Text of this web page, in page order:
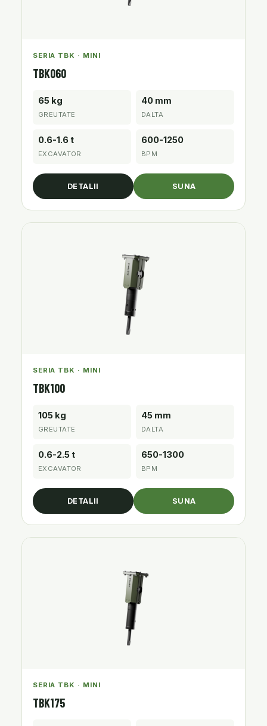
SERIA TBK · MINI
TBK060
65 kg
GREUTATE
40 mm
DALTA
0.6-1.6 t
EXCAVATOR
600-1250
BPM
DETALII SUNA
SERIA TBK · MINI
TBK100
105 kg
GREUTATE
45 mm
DALTA
0.6-2.5 t
EXCAVATOR
650-1300
BPM
DETALII SUNA
SERIA TBK · MINI
TBK175